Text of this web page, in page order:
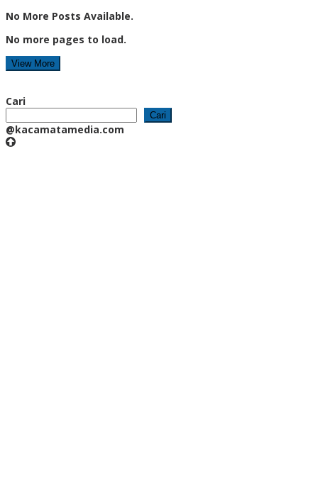
No More Posts Available.
No more pages to load.
View More
Cari
Cari
@kacamatamedia.com